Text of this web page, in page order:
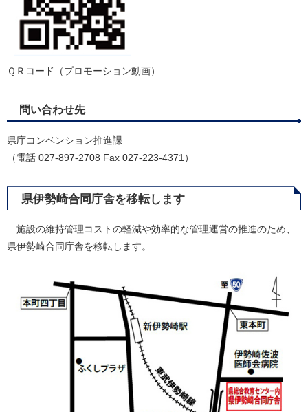
ＱＲコード（プロモーション動画）
問い合わせ先
県庁コンベンション推進課
（電話 027-897-2708 Fax 027-223-4371）
県伊勢崎合同庁舎を移転します
施設の維持管理コストの軽減や効率的な管理運営の推進のため、
県伊勢崎合同庁舎を移転します。